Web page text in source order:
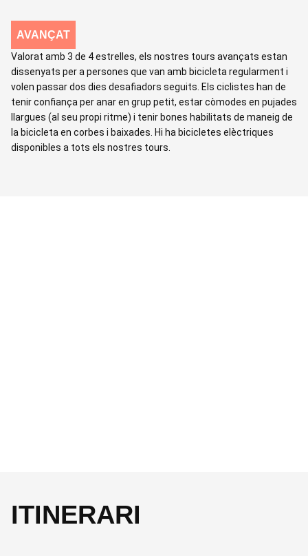
AVANÇAT
Valorat amb 3 de 4 estrelles, els nostres tours avançats estan
dissenyats per a persones que van amb bicicleta regularment i
volen passar dos dies desafiadors seguits. Els ciclistes han de
tenir confiança per anar en grup petit, estar còmodes en pujades
llargues (al seu propi ritme) i tenir bones habilitats de maneig de
la bicicleta en corbes i baixades. Hi ha bicicletes elèctriques
disponibles a tots els nostres tours.
ITINERARI